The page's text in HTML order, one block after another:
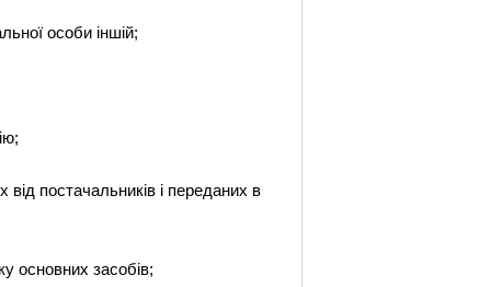
особи іншій;
постачальників і переданих в
основних засобів;